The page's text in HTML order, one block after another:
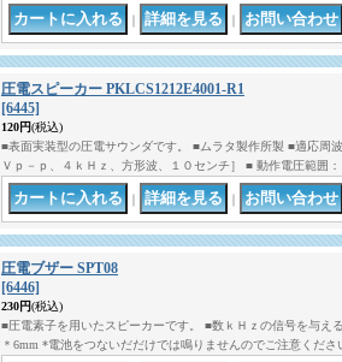
｜ ｜
圧電スピーカー PKLCS1212E4001-R1
[6445]
120円(税込)
■表面実装型の圧電サウンダです。 ■ムラタ製作所製 ■適応周
Ｖｐ－ｐ、４ｋＨｚ、方形波、１０センチ］ ■ 動作電圧範囲
｜ ｜
圧電ブザー SPT08
[6446]
230円(税込)
■圧電素子を用いたスピーカーです。 ■数ｋＨｚの信号を与え
＊6mm *電池をつないだだけでは鳴りませんのでご注意くださ